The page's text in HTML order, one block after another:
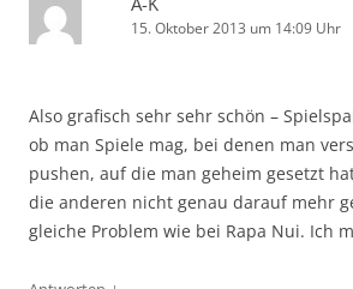
15. Oktober 2013 um 14:09 Uhr
Also grafisch sehr sehr schön –
ob man Spiele mag, bei denen man
pushen, auf die man geheim gesetzt
die anderen nicht genau darauf mehr
gleiche Problem wie bei Rapa Nui. Ich